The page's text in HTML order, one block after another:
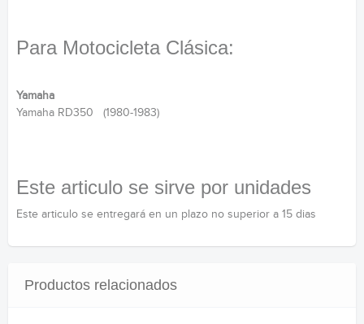
Para Motocicleta Clásica:
Yamaha
Yamaha RD350 (1980-1983)
Este articulo se sirve por unidades
Este articulo se entregará en un plazo no superior a 15 dias
Productos relacionados